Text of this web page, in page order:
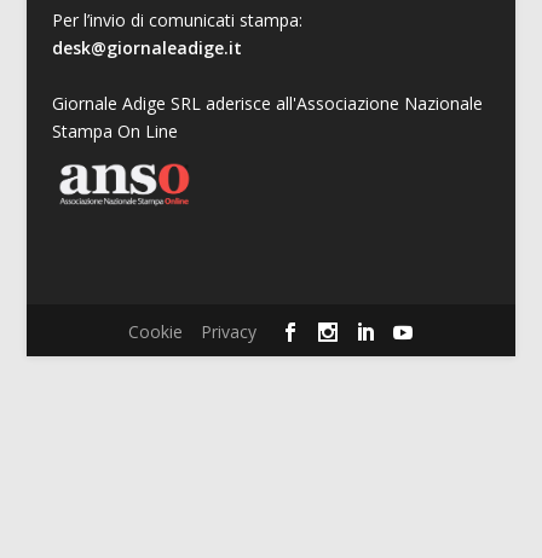
Per l’invio di comunicati stampa:
desk@giornaleadige.it
Giornale Adige SRL aderisce all'Associazione Nazionale
Stampa On Line
Cookie Privacy